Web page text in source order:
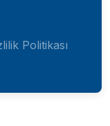
Politikası